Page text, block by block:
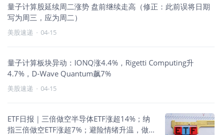
量子计算股延续周二涨势 盘前继续走高（修正：此前误将日期
写为周三，应为周二）
美股速递 · 04-15
量子计算板块异动：IONQ涨4.4%，Rigetti Computing升
4.7%，D-Wave Quantum飙7%
美股速递 · 04-15
ETF日报｜三倍做空半导体ETF涨超14%；纳
指三倍做空ETF涨超7%；避险情绪升温，做